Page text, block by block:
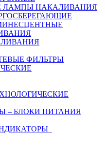
ЛАМПЫ НАКАЛИВАНИЯ
ФИЛЬТРЫ
– БЛОКИ ПИТАНИЯ